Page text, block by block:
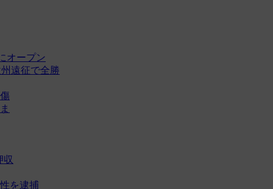
オープン
遠征で全勝
収
を逮捕